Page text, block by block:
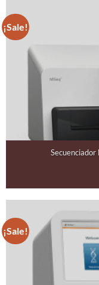
¡Sale!
¡Sale!